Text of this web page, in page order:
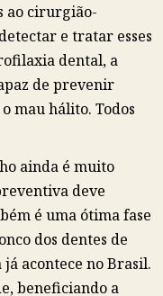
ao cirurgião-
e tratar esses
dental, a
de prevenir
mau hálito. Todos
ainda é muito
deve
é uma ótima fase
dos dentes de
acontece no Brasil.
beneficiando a